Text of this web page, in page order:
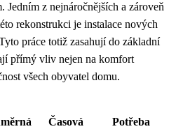
Jedním z nejnáročnějších a zároveň
rekonstrukci je instalace nových
práce totiž zasahují do základní
přímý vliv nejen na komfort
všech obyvatel domu.
Časová
Potřeba